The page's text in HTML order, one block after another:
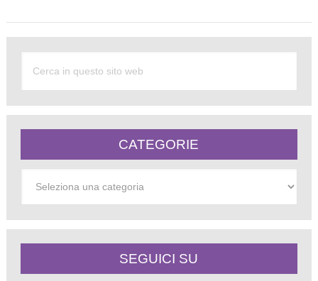
CATEGORIE
SEGUICI SU